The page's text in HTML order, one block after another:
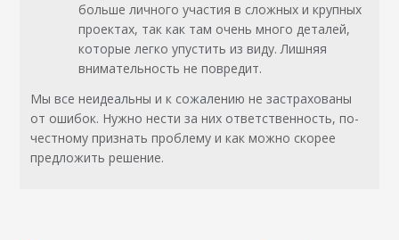
больше личного участия в сложных и крупных
проектах, так как там очень много деталей,
которые легко упустить из виду. Лишняя
внимательность не повредит.
Мы все неидеальны и к сожалению не застрахованы
от ошибок. Нужно нести за них ответственность, по-
честному признать проблему и как можно скорее
предложить решение.